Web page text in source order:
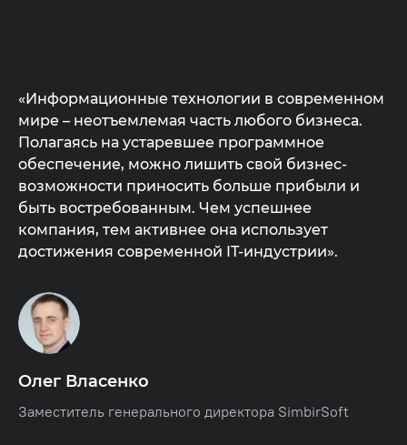
«Информационные технологии в современном
мире – неотъемлемая часть любого бизнеса.
Полагаясь на устаревшее программное
обеспечение, можно лишить свой бизнес-
возможности приносить больше прибыли и
быть востребованным. Чем успешнее
компания, тем активнее она использует
достижения современной IT-индустрии».
Олег Власенко
Заместитель генерального директора SimbirSoft